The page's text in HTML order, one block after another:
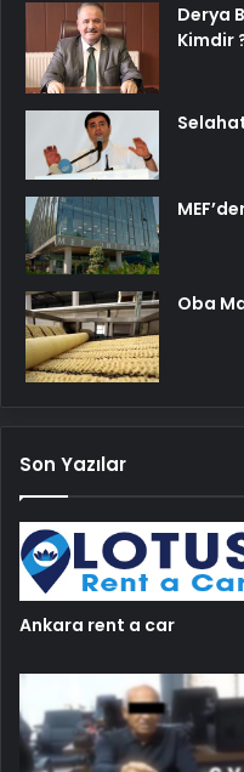
Derya
Kimdir
Oba
Son Yazılar
Ankara rent a car